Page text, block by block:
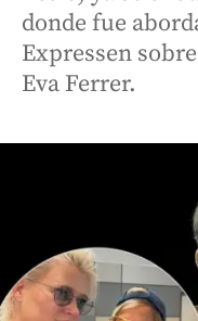
donde fue
Expressen
Eva Ferrer.